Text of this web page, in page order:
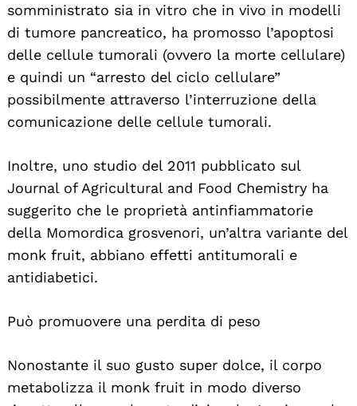
somministrato sia in vitro che in vivo in modelli
di tumore pancreatico, ha promosso l’apoptosi
delle cellule tumorali (ovvero la morte cellulare)
e quindi un “arresto del ciclo cellulare”
possibilmente attraverso l’interruzione della
comunicazione delle cellule tumorali.
Inoltre, uno studio del 2011 pubblicato sul
Journal of Agricultural and Food Chemistry ha
suggerito che le proprietà antinfiammatorie
della Momordica grosvenori, un’altra variante del
monk fruit, abbiano effetti antitumorali e
antidiabetici.
Può promuovere una perdita di peso
Nonostante il suo gusto super dolce, il corpo
metabolizza il monk fruit in modo diverso